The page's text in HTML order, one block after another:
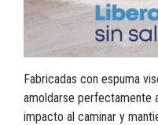
Fabricadas con espuma
amoldarse perfectamente
impacto al caminar y